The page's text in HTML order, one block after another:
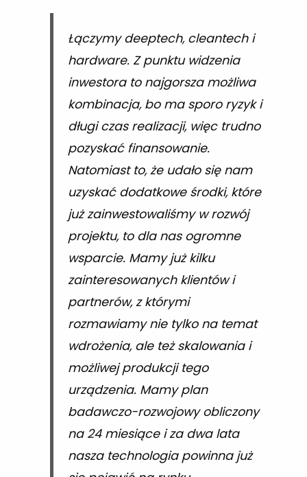
Łączymy deeptech, cleantech i
hardware. Z punktu widzenia
inwestora to najgorsza możliwa
kombinacja, bo ma sporo ryzyk i
długi czas realizacji, więc trudno
pozyskać finansowanie.
Natomiast to, że udało się nam
uzyskać dodatkowe środki, które
już zainwestowaliśmy w rozwój
projektu, to dla nas ogromne
wsparcie. Mamy już kilku
zainteresowanych klientów i
partnerów, z którymi
rozmawiamy nie tylko na temat
wdrożenia, ale też skalowania i
możliwej produkcji tego
urządzenia. Mamy plan
badawczo-rozwojowy obliczony
na 24 miesiące i za dwa lata
nasza technologia powinna już